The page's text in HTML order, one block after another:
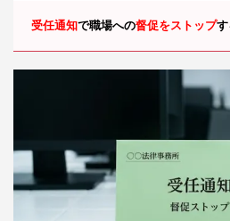
受任通知で職場への督促をストップす